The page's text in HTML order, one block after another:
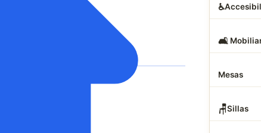
♿
🛋
Mesas
🪑Sillas